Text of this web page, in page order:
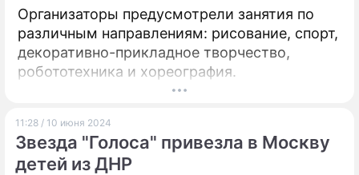
Организаторы предусмотрели занятия по
различным направлениям: рисование, спорт,
декоративно-прикладное творчество,
робототехника и хореография.
11:28 / 10 июня 2024
Звезда "Голоса" привезла в Москву
детей из ДНР